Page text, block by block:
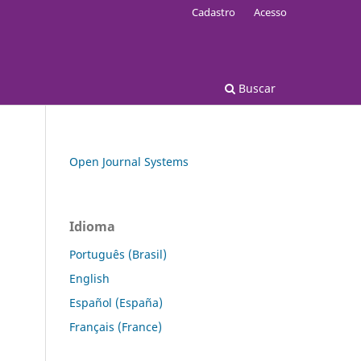
Buscar
Cadastro Acesso
Open Journal Systems
Idioma
Português (Brasil)
English
Español (España)
Français (France)